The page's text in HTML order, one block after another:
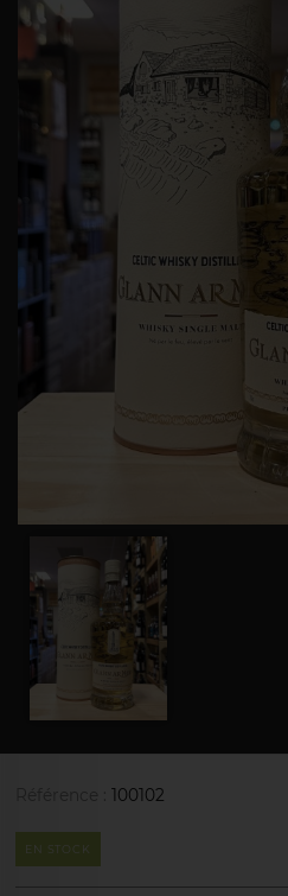
100102
EN STOCK